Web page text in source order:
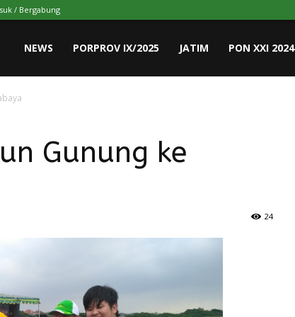
/ Bergabung
NEWS PORPROV IX/2025 JATIM PON XXI 2024
Gunung ke
24